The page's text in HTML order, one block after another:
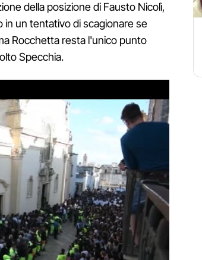
della posizione di Fausto Nicolì,
in un tentativo di scagionare se
Rocchetta resta l'unico punto
Specchia.